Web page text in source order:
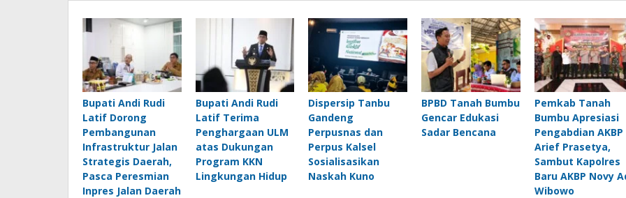
Bupati Andi Rudi
Latif Dorong
Pembangunan
Infrastruktur Jalan
Strategis Daerah,
Pasca Peresmian
Inpres Jalan Daerah
Bupati Andi Rudi
Latif Terima
Penghargaan ULM
atas Dukungan
Program KKN
Lingkungan Hidup
Dispersip Tanbu
Gandeng
Perpusnas dan
Perpus Kalsel
Sosialisasikan
Naskah Kuno
BPBD Tanah Bumbu
Gencar Edukasi
Sadar Bencana
Pemkab Tanah
Bumbu Apresiasi
Pengabdian AKBP
Arief Prasetya,
Sambut Kapolres
Baru AKBP Novy
Wibowo